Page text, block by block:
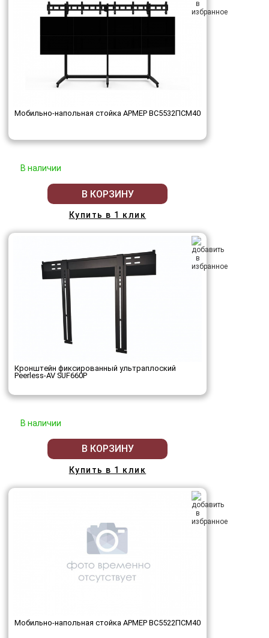
Мобильно-напольная стойка АРМЕР ВС5532ПСМ40
В наличии
В КОРЗИНУ
Купить в 1 клик
Кронштейн фиксированный ультраплоский
Peerless-AV SUF660P
В наличии
В КОРЗИНУ
Купить в 1 клик
Мобильно-напольная стойка АРМЕР ВС5522ПСМ40